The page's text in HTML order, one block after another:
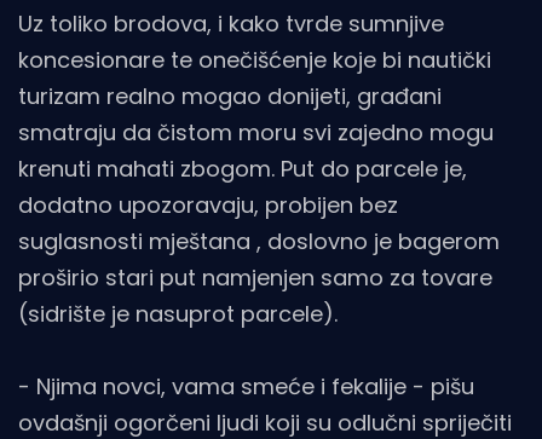
Uz toliko brodova, i kako tvrde sumnjive
koncesionare te onečišćenje koje bi nautički
turizam realno mogao donijeti, građani
smatraju da čistom moru svi zajedno mogu
krenuti mahati zbogom. Put do parcele je,
dodatno upozoravaju, probijen bez
suglasnosti mještana , doslovno je bagerom
proširio stari put namjenjen samo za tovare
(sidrište je nasuprot parcele).
- Njima novci, vama smeće i fekalije - pišu
ovdašnji ogorčeni ljudi koji su odlučni spriječiti